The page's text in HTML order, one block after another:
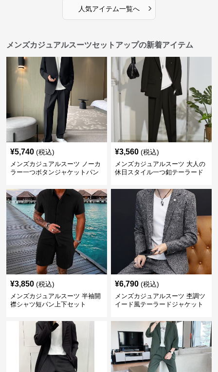
人気アイテム一覧へ ›
メンズカジュアルスーツセットアップの新着アイテム
¥5,740 (税込)
メンズカジュアルスーツ ノーカ
ラー一つボタンジャケットパン
¥3,560 (税込)
メンズカジュアルスーツ 大人の
休日スタイル一つ釦テーラード
¥3,850 (税込)
メンズカジュアルスーツ 半袖開
襟シャツ短パン上下セット
¥6,790 (税込)
メンズカジュアルスーツ 杢調ツ
イード風テーラードジャケット